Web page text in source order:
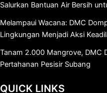
Salurkan Bantuan Air Bersih
Melampaui Wacana: DMC
Lingkungan Menjadi Aksi
Tanam 2.000 Mangrove, DMC
Pertahanan Pesisir Subang
QUICK LINKS